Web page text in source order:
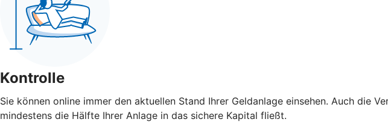
Kontrolle
Sie können online immer den aktuellen Stand Ihrer Geldanlage einsehen. Auch die
mindestens die Hälfte Ihrer Anlage in das sichere Kapital fließt.